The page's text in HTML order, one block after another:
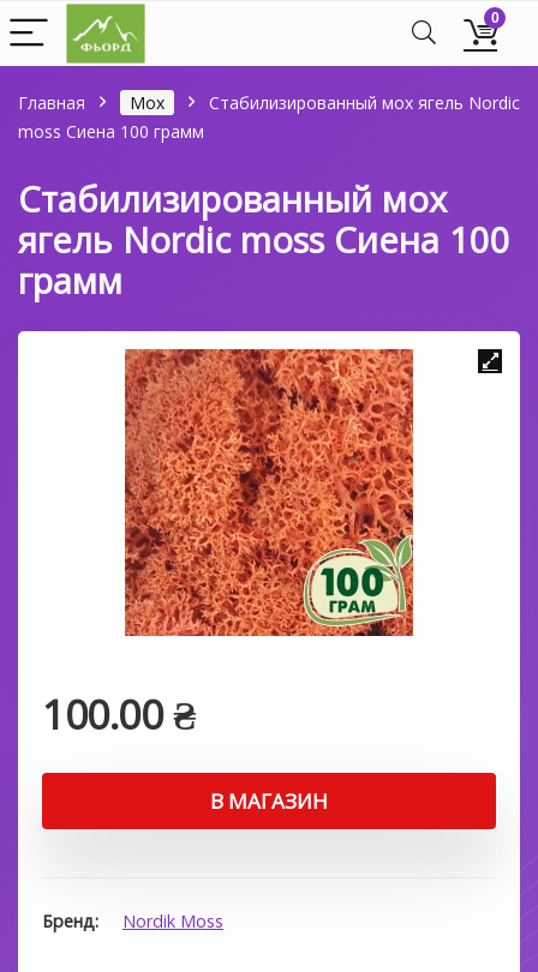
0
Главная Мох
Стабилизированный мох ягель Nordic
moss Сиена 100 грамм
Стабилизированный мох
ягель Nordic moss Сиена 100
грамм
100.00₴
В МАГАЗИН
Бренд Nordik Moss